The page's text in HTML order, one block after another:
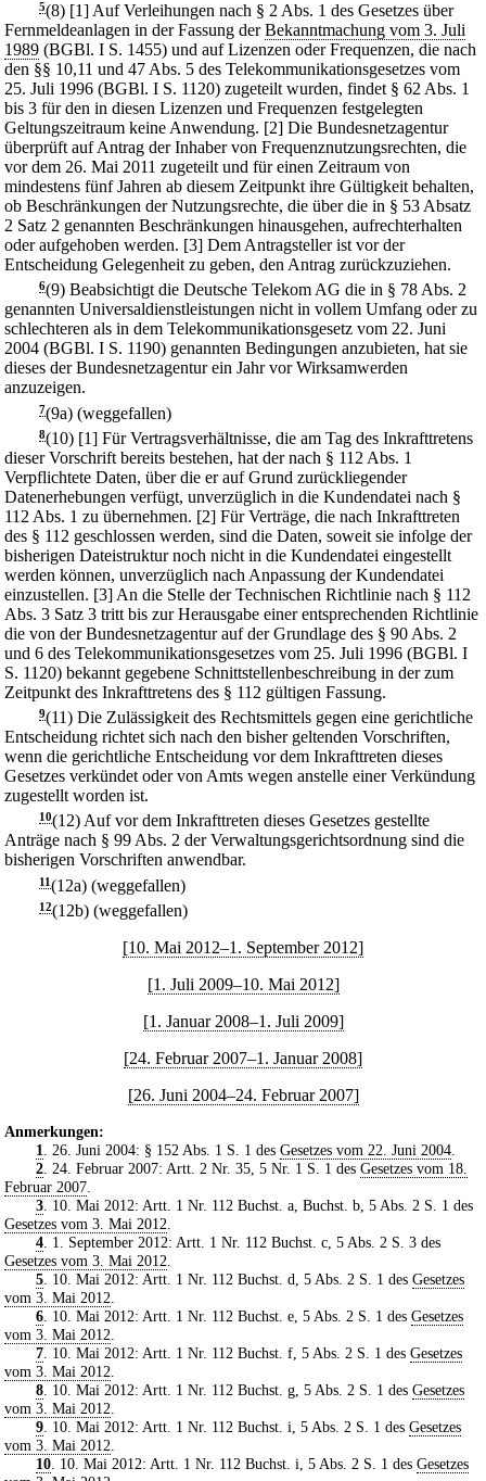
5(8) [1] Auf Verleihungen nach § 2 Abs. 1 des Gesetzes über
Fernmeldeanlagen in der Fassung derBekanntmachung vom 3. Juli
1989 (BGBl. I S. 1455) und auf Lizenzen oder Frequenzen, die nach
den §§ 10,11 und 47 Abs. 5 des Telekommunikationsgesetzes vom
25. Juli 1996 (BGBl. I S. 1120) zugeteilt wurden, findet § 62 Abs. 1
bis 3 für den in diesen Lizenzen und Frequenzen festgelegten
Geltungszeitraum keine Anwendung. [2] Die Bundesnetzagentur
überprüft auf Antrag der Inhaber von Frequenznutzungsrechten, die
vor dem 26. Mai 2011 zugeteilt und für einen Zeitraum von
mindestens fünf Jahren ab diesem Zeitpunkt ihre Gültigkeit behalten,
ob Beschränkungen der Nutzungsrechte, die über die in § 53 Absatz
2 Satz 2 genannten Beschränkungen hinausgehen, aufrechterhalten
oder aufgehoben werden. [3] Dem Antragsteller ist vor der
Entscheidung Gelegenheit zu geben, den Antrag zurückzuziehen.
6(9) Beabsichtigt die Deutsche Telekom AG die in § 78 Abs. 2
genannten Universaldienstleistungen nicht in vollem Umfang oder zu
schlechteren als in dem Telekommunikationsgesetz vom 22. Juni
2004 (BGBl. I S. 1190) genannten Bedingungen anzubieten, hat sie
dieses der Bundesnetzagentur ein Jahr vor Wirksamwerden
anzuzeigen.
7(9a) (weggefallen)
8(10) [1] Für Vertragsverhältnisse, die am Tag des Inkrafttretens
dieser Vorschrift bereits bestehen, hat der nach § 112 Abs. 1
Verpflichtete Daten, über die er auf Grund zurückliegender
Datenerhebungen verfügt, unverzüglich in die Kundendatei nach §
112 Abs. 1 zu übernehmen. [2] Für Verträge, die nach Inkrafttreten
des § 112 geschlossen werden, sind die Daten, soweit sie infolge der
bisherigen Dateistruktur noch nicht in die Kundendatei eingestellt
werden können, unverzüglich nach Anpassung der Kundendatei
einzustellen. [3] An die Stelle der Technischen Richtlinie nach § 112
Abs. 3 Satz 3 tritt bis zur Herausgabe einer entsprechenden Richtlinie
die von der Bundesnetzagentur auf der Grundlage des § 90 Abs. 2
und 6 des Telekommunikationsgesetzes vom 25. Juli 1996 (BGBl. I
S. 1120) bekannt gegebene Schnittstellenbeschreibung in der zum
Zeitpunkt des Inkrafttretens des § 112 gültigen Fassung.
9(11) Die Zulässigkeit des Rechtsmittels gegen eine gerichtliche
Entscheidung richtet sich nach den bisher geltenden Vorschriften,
wenn die gerichtliche Entscheidung vor dem Inkrafttreten dieses
Gesetzes verkündet oder von Amts wegen anstelle einer Verkündung
zugestellt worden ist.
10(12) Auf vor dem Inkrafttreten dieses Gesetzes gestellte
Anträge nach § 99 Abs. 2 der Verwaltungsgerichtsordnung sind die
bisherigen Vorschriften anwendbar.
11 (12a) (weggefallen)
12(12b) (weggefallen)
[10. Mai 2012–1. September 2012]
[1. Juli 2009–10. Mai 2012]
[1. Januar 2008–1. Juli 2009]
[24. Februar 2007–1. Januar 2008]
[26. Juni 2004–24. Februar 2007]
Anmerkungen:
1
. 26. Juni 2004: § 152 Abs. 1 S. 1 des Gesetzes vom 22. Juni 2004.
2. 24. Februar 2007: Artt. 2 Nr. 35, 5 Nr. 1 S. 1 des Gesetzes vom 18.
Februar 2007
3. 10. Mai 2012: Artt. 1 Nr. 112 Buchst. a, Buchst. b, 5 Abs. 2 S. 1 des
Gesetzes vom 3. Mai 2012
4. 1. September 2012: Artt. 1 Nr. 112 Buchst. c, 5 Abs. 2 S. 3 des
Gesetzes vom 3. Mai 2012
5. 10. Mai 2012: Artt. 1 Nr. 112 Buchst. d, 5 Abs. 2 S. 1 des Gesetzes
vom 3. Mai 2012
6. 10. Mai 2012: Artt. 1 Nr. 112 Buchst. e, 5 Abs. 2 S. 1 des Gesetzes
vom 3. Mai 2012
7. 10. Mai 2012: Artt. 1 Nr. 112 Buchst. f, 5 Abs. 2 S. 1 des Gesetzes
vom 3. Mai 2012
8. 10. Mai 2012: Artt. 1 Nr. 112 Buchst. g, 5 Abs. 2 S. 1 des Gesetzes
vom 3. Mai 2012
9. 10. Mai 2012: Artt. 1 Nr. 112 Buchst. i, 5 Abs. 2 S. 1 des Gesetzes
vom 3. Mai 2012
10. 10. Mai 2012: Artt. 1 Nr. 112 Buchst. i, 5 Abs. 2 S. 1 des Gesetzes